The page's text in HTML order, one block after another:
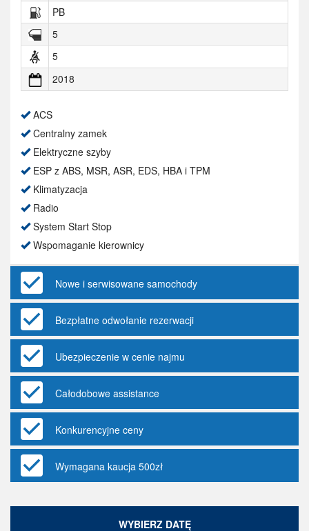
PB
5
5
2018
ACS
Centralny zamek
Elektryczne szyby
ESP z ABS, MSR, ASR, EDS, HBA i TPM
Klimatyzacja
Radio
System Start Stop
Wspomaganie kierownicy
Nowe i serwisowane samochody
Bezpłatne odwołanie rezerwacji
Ubezpieczenie w cenie najmu
Całodobowe assistance
Konkurencyjne ceny
Wymagana kaucja 500zł
WYBIERZ DATĘ